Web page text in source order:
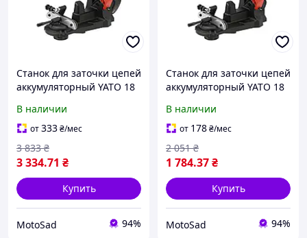
Станок для заточки цепей
аккумуляторный YATO 18
В наличии
от333₴/мес
3 334.71 ₴
3 833 ₴
Купить
MotoSad 94%
Станок для заточки цепей
аккумуляторный YATO 18
В наличии
от 178₴/мес
1 784.37₴
2 051 ₴
Купить
MotoSad 94%